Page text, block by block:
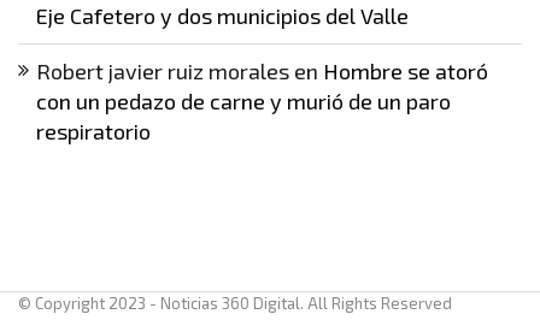
Eje Cafetero y dos municipios del Valle
Robert javier ruiz morales en Hombre se atoró
con un pedazo de carne y murió de un paro
respiratorio
© Copyright 2023 - Noticias 360 Digital. All Rights Reserved